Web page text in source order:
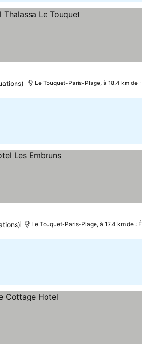
Le Touquet-Paris-Plage, à 18.4 km de
Le Touquet-Paris-Plage, à 17.4 km de :